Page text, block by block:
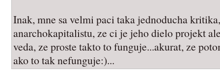
Inak, mne sa velmi paci taka jednoducha
anarchokapitalistu, ze ci je jeho dielo projekt
veda, ze proste takto to funguje...akurat, ze
ako to tak nefunguje:)...